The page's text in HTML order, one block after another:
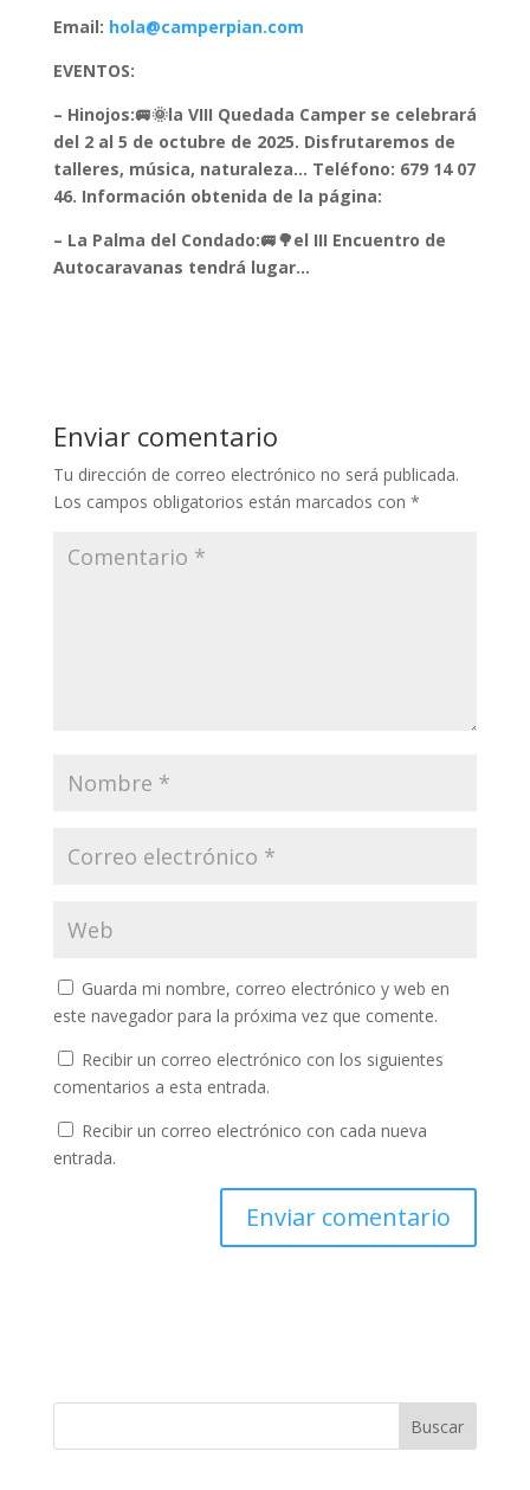
Email: hola@camperpian.com
EVENTOS:
– Hinojos:🚐🌞la VIII Quedada Camper se celebrará
del 2 al 5 de octubre de 2025. Disfrutaremos de
talleres, música, naturaleza… Teléfono: 679 14 07
46. Información obtenida de la página:
– La Palma del Condado:🚐🌳el III Encuentro de
Autocaravanas tendrá lugar…
Enviar comentario
Tu dirección de correo electrónico no será publicada.
Los campos obligatorios están marcados con *
Guarda mi nombre, correo electrónico y web en
este navegador para la próxima vez que comente.
Recibir un correo electrónico con los siguientes
comentarios a esta entrada.
Recibir un correo electrónico con cada nueva
entrada.
Buscar